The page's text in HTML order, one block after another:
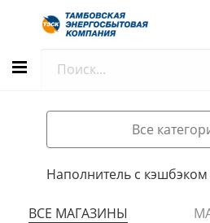
Все
Наполнитель с кэшбэком
ВСЕ МАГАЗИНЫ